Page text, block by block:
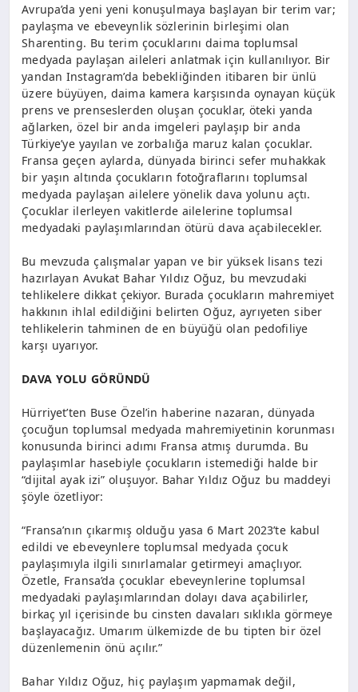
Avrupa’da yeni yeni konuşulmaya başlayan bir terim var;
paylaşma ve ebeveynlik sözlerinin birleşimi olan
Sharenting. Bu terim çocuklarını daima toplumsal
medyada paylaşan aileleri anlatmak için kullanılıyor. Bir
yandan Instagram’da bebekliğinden itibaren bir ünlü
üzere büyüyen, daima kamera karşısında oynayan küçük
prens ve prenseslerden oluşan çocuklar, öteki yanda
ağlarken, özel bir anda imgeleri paylaşıp bir anda
Türkiye’ye yayılan ve zorbalığa maruz kalan çocuklar.
Fransa geçen aylarda, dünyada birinci sefer muhakkak
bir yaşın altında çocukların fotoğraflarını toplumsal
medyada paylaşan ailelere yönelik dava yolunu açtı.
Çocuklar ilerleyen vakitlerde ailelerine toplumsal
medyadaki paylaşımlarından ötürü dava açabilecekler.
Bu mevzuda çalışmalar yapan ve bir yüksek lisans tezi
hazırlayan Avukat Bahar Yıldız Oğuz, bu mevzudaki
tehlikelere dikkat çekiyor. Burada çocukların mahremiyet
hakkının ihlal edildiğini belirten Oğuz, ayrıyeten siber
tehlikelerin tahminen de en büyüğü olan pedofiliye
karşı uyarıyor.
DAVA YOLU GÖRÜNDÜ
Hürriyet’ten Buse Özel’in haberine nazaran, dünyada
çocuğun toplumsal medyada mahremiyetinin korunması
konusunda birinci adımı Fransa atmış durumda. Bu
paylaşımlar hasebiyle çocukların istemediği halde bir
“dijital ayak izi” oluşuyor. Bahar Yıldız Oğuz bu maddeyi
şöyle özetliyor:
“Fransa’nın çıkarmış olduğu yasa 6 Mart 2023’te kabul
edildi ve ebeveynlere toplumsal medyada çocuk
paylaşımıyla ilgili sınırlamalar getirmeyi amaçlıyor.
Özetle, Fransa’da çocuklar ebeveynlerine toplumsal
medyadaki paylaşımlarından dolayı dava açabilirler,
birkaç yıl içerisinde bu cinsten davaları sıklıkla görmeye
başlayacağız. Umarım ülkemizde de bu tipten bir özel
düzenlemenin önü açılır.”
Bahar Yıldız Oğuz, hiç paylaşım yapmamak değil,